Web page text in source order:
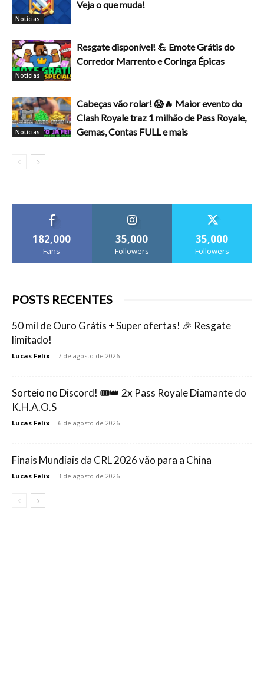
Notícias
Veja o que muda!
Notícias
Resgate disponível! 💪 Emote Grátis do
Corredor Marrento e Coringa Épicas
Notícias
Cabeças vão rolar! 😱🔥 Maior evento do
Clash Royale traz 1 milhão de Pass Royale,
Gemas, Contas FULL e mais
182,000
Fans
35,000
Followers
35,000
Followers
POSTS RECENTES
50 mil de Ouro Grátis + Super ofertas! 🎉 Resgate
limitado!
Lucas Felix - 7 de agosto de 2026
Sorteio no Discord! 🎟️👑 2x Pass Royale Diamante do
K.H.A.O.S
Lucas Felix - 6 de agosto de 2026
Finais Mundiais da CRL 2026 vão para a China
Lucas Felix - 3 de agosto de 2026